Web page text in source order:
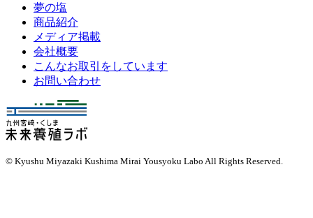
夢の塩
商品紹介
メディア掲載
会社概要
こんなお取引をしています
お問い合わせ
© Kyushu Miyazaki Kushima Mirai Yousyoku Labo All Rights Reserved